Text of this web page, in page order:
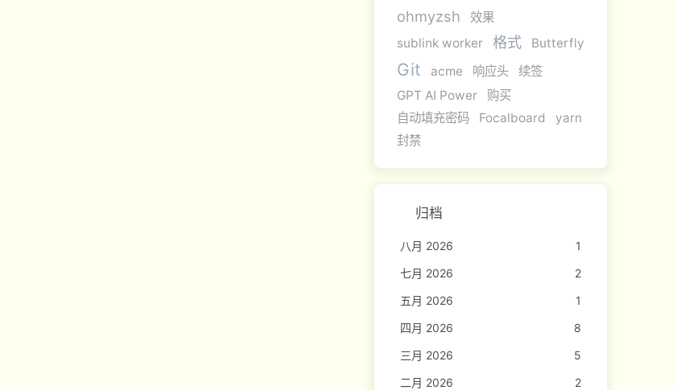
ohmyzsh
效果
sublink worker
格式 Butterfly
Git acme 响应头
续签
GPT AI Power
购买
自动填充密码
Focalboard
yarn
封禁
归档
八月 2026
1
七月 2026
2
五月 2026
1
四月 2026
8
三月 2026
5
二月 2026
2